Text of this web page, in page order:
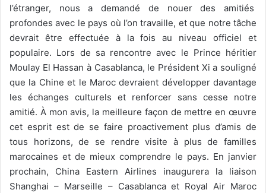
l’étranger, nous a demandé de nouer des amitiés
profondes avec le pays où l’on travaille, et que notre tâche
devrait être effectuée à la fois au niveau officiel et
populaire. Lors de sa rencontre avec le Prince héritier
Moulay El Hassan à Casablanca, le Président Xi a souligné
que la Chine et le Maroc devraient développer davantage
les échanges culturels et renforcer sans cesse notre
amitié. À mon avis, la meilleure façon de mettre en œuvre
cet esprit est de se faire proactivement plus d’amis de
tous horizons, de se rendre visite à plus de familles
marocaines et de mieux comprendre le pays. En janvier
prochain, China Eastern Airlines inaugurera la liaison
Shanghai – Marseille – Casablanca et Royal Air Maroc